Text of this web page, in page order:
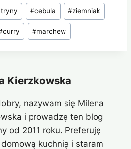
#cebula #ziemniak
curry #marchew
Kierzkowska
nazywam się Milena
i prowadzę ten blog
od 2011 roku. Preferuję
kuchnię i staram